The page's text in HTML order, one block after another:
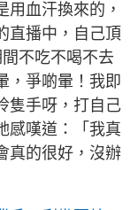
用血汗換來的，
直播中，自己頂
不吃不喝不去
，爭啲暈！我即
隻手呀，打自己
感嘆道：「我真
真的很好，沒辦